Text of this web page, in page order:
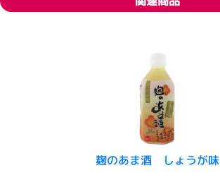
麹のあま酒 しょうが味